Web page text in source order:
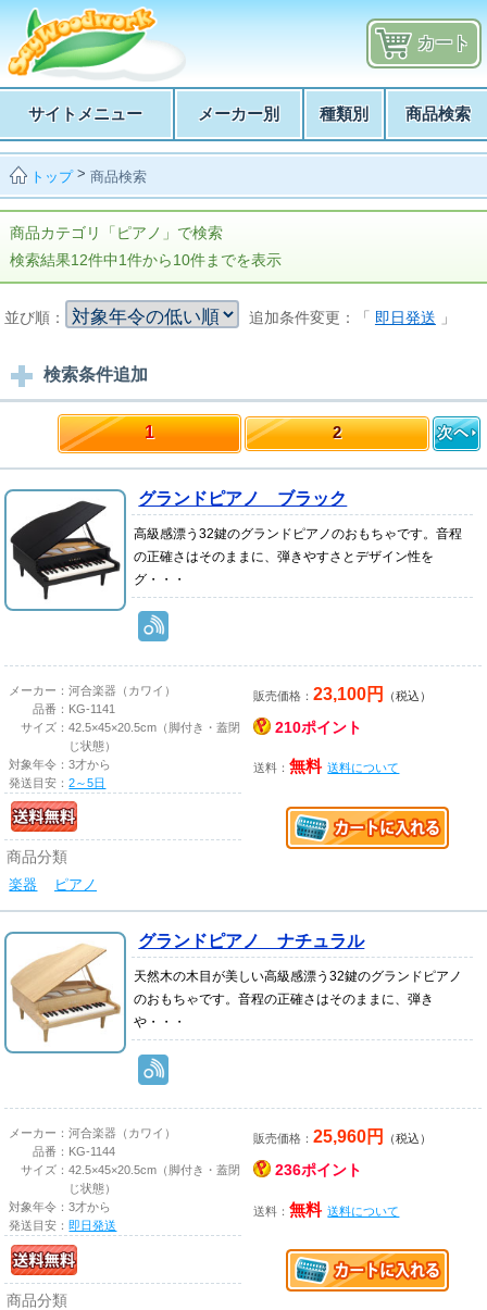
カート
サイトメニュー メーカー別 種類別 商品検索
トップ>商品検索
商品カテゴリ「ピアノ」で検索
検索結果12件中1件から10件までを表示
並び順： 追加条件変更：「 即日発送 」
検索条件追加
1 2
グランドピアノ ブラック
高級感漂う32鍵のグランドピアノのおもちゃです。音程
の正確さはそのままに、弾きやすさとデザイン性を
グ・・・
メーカー：河合楽器（カワイ）
品番： KG-1141
サイズ：42.5×45×20.5cm（脚付き・蓋閉
じ状態）
対象年令：3才から
発送目安：2～5日
商品分類
楽器 ピアノ
販売価格：23,100円 （税込）
210ポイント
送料：無料 送料について
グランドピアノ ナチュラル
天然木の木目が美しい高級感漂う32鍵のグランドピアノ
のおもちゃです。音程の正確さはそのままに、弾き
や・・・
メーカー：河合楽器（カワイ）
品番： KG-1144
サイズ：42.5×45×20.5cm（脚付き・蓋閉
じ状態）
対象年令：3才から
発送目安： 即日発送
商品分類
販売価格：25,960円 （税込）
236ポイント
送料：無料 送料について